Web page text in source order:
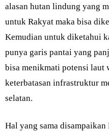
alasan hutan lindung yang
untuk Rakyat maka bisa
Kemudian untuk diketahui
punya garis pantai yang
bisa menikmati potensi laut
keterbatasan infrastruktur
selatan.
Hal yang sama disampaikan